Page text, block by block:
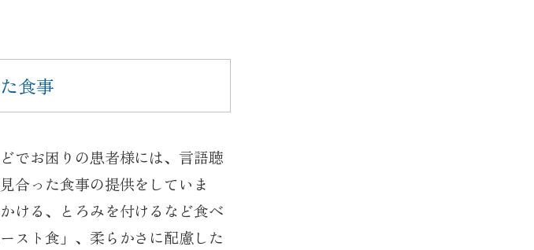
食事
でお困りの患者様には、言語聴
合った食事の提供をしていま
ける、とろみを付けるなど食べ
スト食」、柔らかさに配慮した